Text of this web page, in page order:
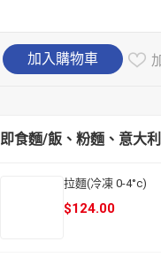
加入購物車
即食麵/飯、粉麵、意大
拉麵(冷凍 0-4°c)
$124.00